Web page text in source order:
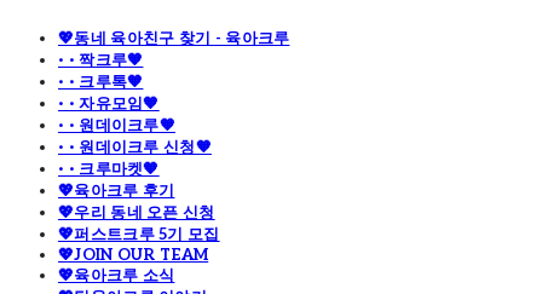
💖동네 육아친구 찾기 - 육아크루
· · 짝크루🧡
· · 크루톡🧡
· · 자유모임🧡
· · 원데이크루🧡
· · 원데이크루 신청🧡
· · 크루마켓🧡
💖육아크루 후기
💖우리 동네 오픈 신청
💖퍼스트크루 5기 모집
💖JOIN OUR TEAM
💖육아크루 소식